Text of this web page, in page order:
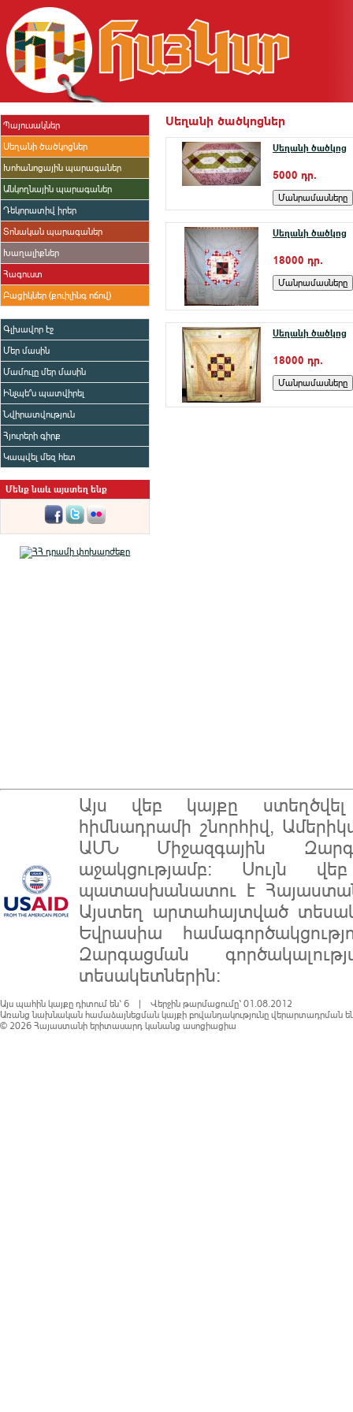
Սեղանի ծածկոցներ
Սեղանի ծածկոց
5000 դր.
Սեղանի ծածկոց
18000 դր.
Սեղանի ծածկոց
18000 դր.
Պայուսակներ
Սեղանի ծածկոցներ
Խոհանոցային պարագաներ
Անկողնային պարագաներ
Դեկորատիվ իրեր
Տոնական պարագաներ
Խաղալիքներ
Հագուստ
Բացիկներ (քուիլինգ ոճով)
Գլխավոր էջ
Մեր մասին
Մամուլը մեր մասին
Ինչպե՞ս պատվիրել
Նվիրատվություն
Հյուրերի գիրք
Կապվել մեզ հետ
Մենք նաև այստեղ ենք
Այս վեբ կայքը
հիմնադրամի շնորհիվ,
ԱՄՆ Միջազգային
աջակցությամբ: Սույն
պատասխանատու է
Այստեղ արտահայտված
Եվրասիա
Զարգացման
տեսակետներին:
Այս պահին կայքը դիտում են՝ 6 | Վերջին թարմացումը՝ 01.08.2012
Առանց նախնական համաձայնեցման կայքի բովանդակությունը վերարտադրման
© 2026 Հայաստանի երիտասարդ կանանց ասոցիացիա